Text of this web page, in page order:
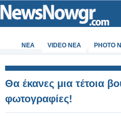
ΝΕΑ VIDEO NEA PHOTO
Θα έκανες μια τέτοια
φωτογραφίες!